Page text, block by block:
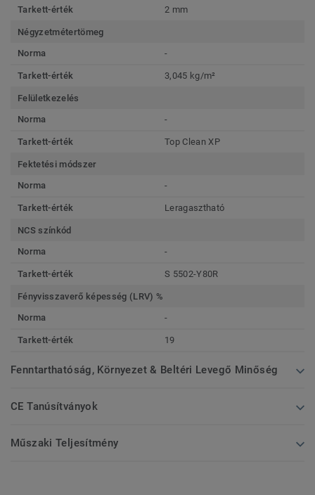
Tarkett-érték 2 mm
Négyzetmétertömeg
Norma
-
Tarkett-érték 3,045 kg/m²
Felületkezelés
Norma
-
Tarkett-érték Top Clean XP
Fektetési módszer
Norma
-
Tarkett-érték Leragasztható
NCS színkód
Norma
-
Tarkett-érték S 5502-Y80R
Fényvisszaverő képesség (LRV) %
Norma
-
Tarkett-érték 19
Fenntarthatóság, Környezet & Beltéri Levegő Minőség
CE Tanúsítványok
Műszaki Teljesítmény